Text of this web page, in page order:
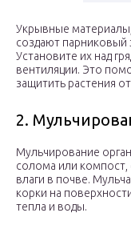
Укрывные материалы,
создают парниковый
Установите их над
вентиляции. Это
защитить растения
2.
Мульчирование
солома или компост,
влаги в почве.
корки на
тепла и воды.